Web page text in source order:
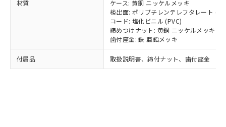
材質
ケース: 黄銅 ニッケルメッキ
検出面: ポリブチレンテレフタレート
コード: 塩化ビニル (PVC)
締めつけナット: 黄銅 ニッケルメッキ
歯付座金: 鉄 亜鉛メッキ
付属品 取扱説明書、締付ナット、歯付座金
在庫状況および標準価格結果を当社の
事前の承諾なく第三者に漏洩または開
示しないようお願いします。
マイパーツ機能（部品リスト作成サー
ビス）をご利用いただくには、I-Web
メンバーズにご登録されている必要が
あります。
部品在庫の切り替え状況などにより、予定
月が前後することがあります。
「ｅ」：有害物質（10物質）のすべてが基
準値以下であることを示します。
「10」：通常の使用状況下において有害物
質が外部に漏えいし、環境に深刻な影響を
及ぼさない年数を意味します。
「－」：未確認です。当社販売部門へお問
当社は、貴社製品を第三者に販売する
場合は、上記1、2および3の内容を当
該第三者に通知します。また当社は、
販売先および販売に係わる関係者が違
法に輸出するおそれがある場合は、取
り引きをいたしません。
機器販売店・当社販売員にご確
認ください)
受注生産機種、また在庫状況の
情報を公開していない機種